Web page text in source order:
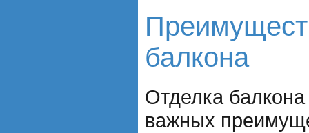
балкона
Отделка
важных